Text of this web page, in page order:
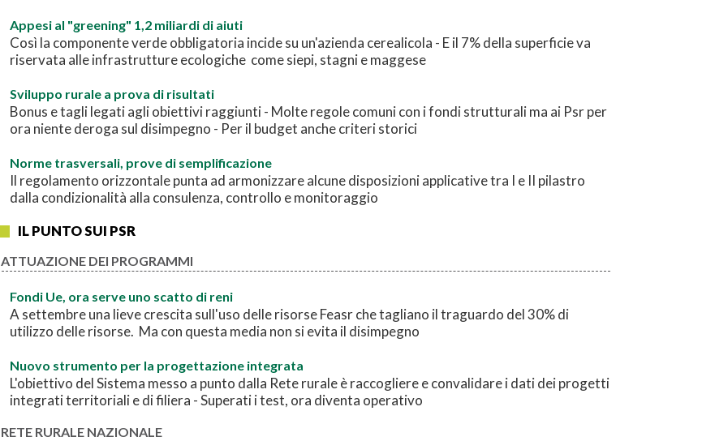
Appesi al "greening" 1,2 miliardi di aiuti
Così la componente verde obbligatoria incide su un'azienda cerealicola - E il 7% della superficie va
riservata alle infrastrutture ecologiche come siepi, stagni e maggese
Sviluppo rurale a prova di risultati
Bonus e tagli legati agli obiettivi raggiunti - Molte regole comuni con i fondi strutturali ma ai Psr per
ora niente deroga sul disimpegno - Per il budget anche criteri storici
Norme trasversali, prove di semplificazione
Il regolamento orizzontale punta ad armonizzare alcune disposizioni applicative tra I e II pilastro
dalla condizionalità alla consulenza, controllo e monitoraggio
IL PUNTO SUI PSR
ATTUAZIONE DEI PROGRAMMI
Fondi Ue, ora serve uno scatto di reni
A settembre una lieve crescita sull'uso delle risorse Feasr che tagliano il traguardo del 30% di
utilizzo delle risorse. Ma con questa media non si evita il disimpegno
Nuovo strumento per la progettazione integrata
L'obiettivo del Sistema messo a punto dalla Rete rurale è raccogliere e convalidare i dati dei progetti
integrati territoriali e di filiera - Superati i test, ora diventa operativo
RETE RURALE NAZIONALE